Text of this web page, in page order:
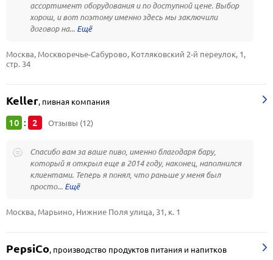
ассортимент оборудования и по доступной цене. Выбор
хорош, и вот поэтому именно здесь мы заключили
договор на...
Москва, Москворечье-Сабурово, Котляковский 2-й переулок, 1,
стр. 34
Keller, пивная компания
10 : 2 Отзывы (12)
Спасибо вам за ваше пиво, именно благодаря бару,
который я открыл еще в 2014 году, наконец, наполнился
клиентами. Теперь я понял, что раньше у меня был
просто...
Москва, Марьино, Нижние Поля улица, 31, к. 1
PepsiCo, производство продуктов питания и напитков